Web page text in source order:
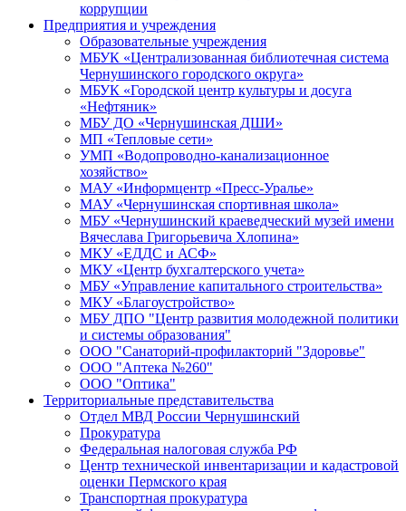
коррупции
Предприятия и учреждения
Образовательные учреждения
МБУК «Централизованная библиотечная система
Чернушинского городского округа»
МБУК «Городской центр культуры и досуга
«Нефтяник»
МБУ ДО «Чернушинская ДШИ»
МП «Тепловые сети»
УМП «Водопроводно-канализационное
хозяйство»
МАУ «Информцентр «Пресс-Уралье»
МАУ «Чернушинская спортивная школа»
МБУ «Чернушинский краеведческий музей имени
Вячеслава Григорьевича Хлопина»
МКУ «ЕДДС и АСФ»
МКУ «Центр бухгалтерского учета»
МБУ «Управление капитального строительства»
МКУ «Благоустройство»
МБУ ДПО "Центр развития молодежной политики
и системы образования"
ООО "Санаторий-профилакторий "Здоровье"
ООО "Аптека №260"
ООО "Оптика"
Территориальные представительства
Отдел МВД России Чернушинский
Прокуратура
Федеральная налоговая служба РФ
Центр технической инвентаризации и кадастровой
оценки Пермского края
Транспортная прокуратура